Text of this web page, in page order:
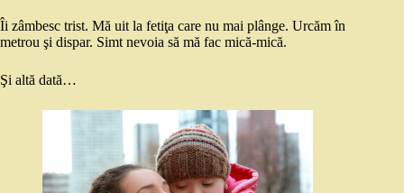
Îi zâmbesc trist. Mă uit la fetiţa care nu mai plânge. Urcăm în
metrou şi dispar. Simt nevoia să mă fac mică-mică.
Şi altă dată…